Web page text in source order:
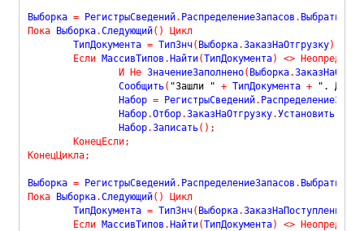
Выборка = РегистрыСведений. РаспределениеЗапасов . Выбрать
Пока Выборка.Следующий( )
Цикл
	ТипДокумента
= ТипЗнч( Выборка.ЗаказНаОтгрузку)
Если МассивТипов .Найти(ТипДокумента) <>
И Не ЗначениеЗаполнено( Выборка.
		Сообщить
( "Зашли " + ТипДокумента +
".
		Набор
= РегистрыСведений.
		Набор
.Отбор.ЗаказНаОтгрузку.Установить
		Набор
.Записать( ) ;
КонецЕсли;
КонецЦикла;
Выборка = РегистрыСведений. РаспределениеЗапасов . Выбрать
Пока Выборка.Следующий( )
Цикл
	ТипДокумента
= ТипЗнч( Выборка.ЗаказНаПоступление
Если МассивТипов .Найти(ТипДокумента) <>